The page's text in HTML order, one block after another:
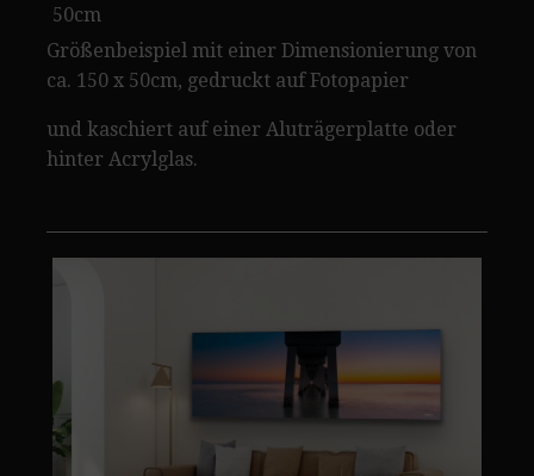
50cm
Größenbeispiel mit einer Dimensionierung von
ca. 150 x 50cm, gedruckt auf Fotopapier
und kaschiert auf einer Aluträgerplatte oder
hinter Acrylglas.